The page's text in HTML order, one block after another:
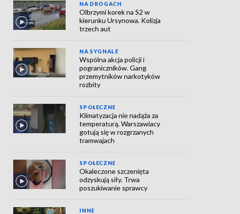
NA DROGACH
Olbrzymi korek na S2 w
kierunku Ursynowa. Kolizja
trzech aut
NA SYGNALE
Wspólna akcja policji i
pograniczników. Gang
przemytników narkotyków
rozbity
SPOŁECZNE
Klimatyzacja nie nadąża za
temperaturą. Warszawiacy
gotują się w rozgrzanych
tramwajach
SPOŁECZNE
Okaleczone szczenięta
odzyskują siły. Trwa
poszukiwanie sprawcy
INNE